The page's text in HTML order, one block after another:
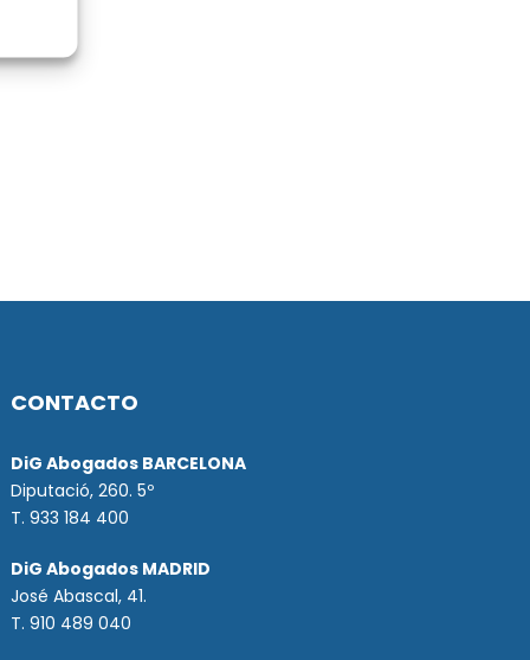
CONTACTO
DiG Abogados BARCELONA
Diputació, 260. 5º
T. 933 184 400
DiG Abogados MADRID
José Abascal, 41.
T.910 489 040